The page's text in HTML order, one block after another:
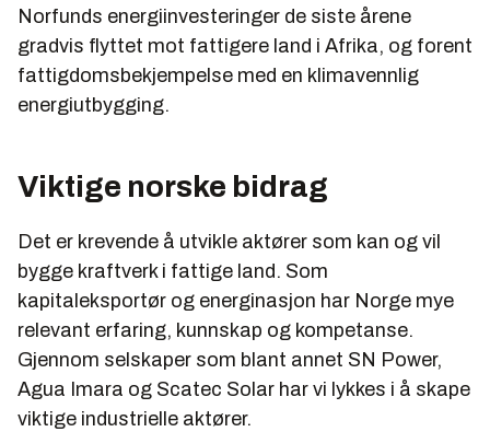
Norfunds energiinvesteringer de siste årene
gradvis flyttet mot fattigere land i Afrika, og forent
fattigdomsbekjempelse med en klimavennlig
energiutbygging.
Viktige norske bidrag
Det er krevende å utvikle aktører som kan og vil
bygge kraftverk i fattige land. Som
kapitaleksportør og energinasjon har Norge mye
relevant erfaring, kunnskap og kompetanse.
Gjennom selskaper som blant annet SN Power,
Agua Imara og Scatec Solar har vi lykkes i å skape
viktige industrielle aktører.